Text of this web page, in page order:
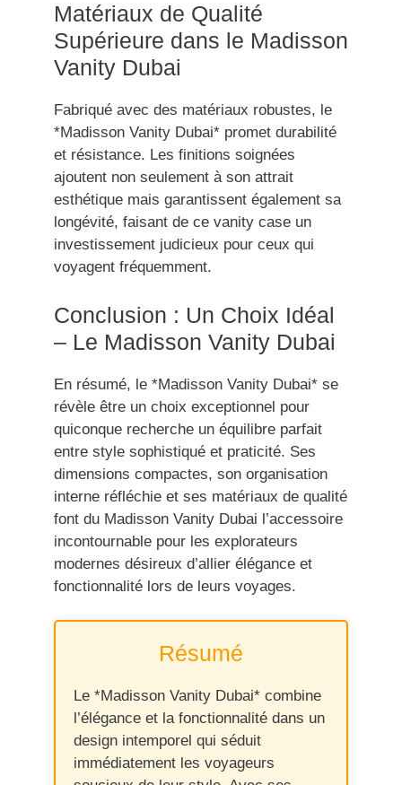
Matériaux de Qualité
Supérieure dans le Madisson
Vanity Dubai
Fabriqué avec des matériaux robustes, le
*Madisson Vanity Dubai* promet durabilité
et résistance. Les finitions soignées
ajoutent non seulement à son attrait
esthétique mais garantissent également sa
longévité, faisant de ce vanity case un
investissement judicieux pour ceux qui
voyagent fréquemment.
Conclusion : Un Choix Idéal
– Le Madisson Vanity Dubai
En résumé, le *Madisson Vanity Dubai* se
révèle être un choix exceptionnel pour
quiconque recherche un équilibre parfait
entre style sophistiqué et praticité. Ses
dimensions compactes, son organisation
interne réfléchie et ses matériaux de qualité
font du Madisson Vanity Dubai l’accessoire
incontournable pour les explorateurs
modernes désireux d’allier élégance et
fonctionnalité lors de leurs voyages.
Résumé
Le *Madisson Vanity Dubai* combine
l’élégance et la fonctionnalité dans un
design intemporel qui séduit
immédiatement les voyageurs